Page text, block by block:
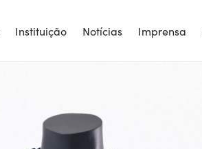
Instituição Notícias Imprensa